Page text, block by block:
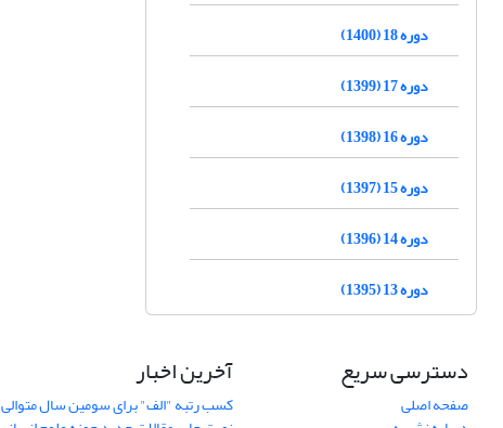
دوره 18 (1400)
دوره 17 (1399)
دوره 16 (1398)
دوره 15 (1397)
دوره 14 (1396)
دوره 13 (1395)
دسترسی سریع
صفحه اصلی
آخرین اخبار
کسب رتبه "الف" برای سومین سال متوالی